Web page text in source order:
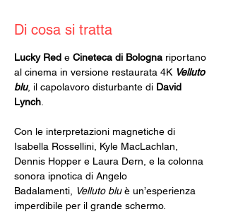
Di cosa si tratta
Lucky Red e Cineteca di Bologna riportano
al cinema in versione restaurata 4K Velluto
blu, il capolavoro disturbante di David
Lynch
Con le interpretazioni magnetiche di
Isabella Rossellini, Kyle MacLachlan,
Dennis Hopper e Laura Dern, e la colonna
sonora ipnotica di Angelo
Badalamenti,
Velluto blu è un’esperienza
imperdibile per il grande schermo.